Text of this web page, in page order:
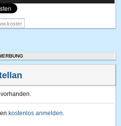
kostenlos anmelden.